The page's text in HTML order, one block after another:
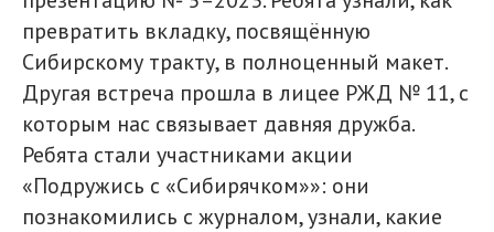
превратить вкладку, посвящённую
Сибирскому тракту, в полноценный макет.
Другая встреча прошла в лицее РЖД № 11, с
которым нас связывает давняя дружба.
Ребята стали участниками акции
«Подружись с «Сибирячком»»: они
познакомились с журналом, узнали, какие